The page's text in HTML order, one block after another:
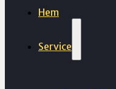
Hem
Service